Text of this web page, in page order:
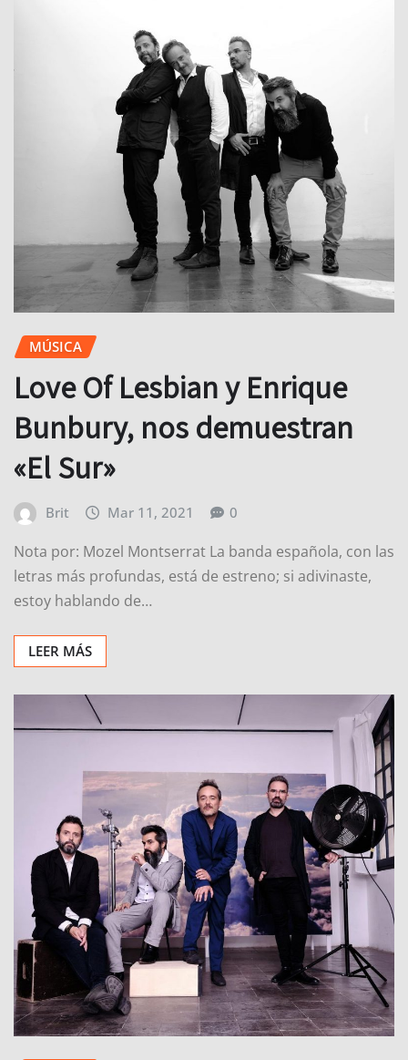
MÚSICA
Love Of Lesbian y Enrique
Bunbury, nos demuestran
«El Sur»
Brit Mar 11, 2021 0
Nota por: Mozel Montserrat La banda española, con las
letras más profundas, está de estreno; si adivinaste,
estoy hablando de…
LEER MÁS